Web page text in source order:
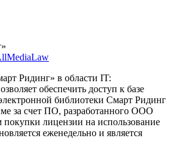
Ридинг» в области IT:
обеспечить доступ к базе
библиотеки Смарт Ридинг
за счет ПО, разработанного ООО
лицензии на использование
еженедельно и является